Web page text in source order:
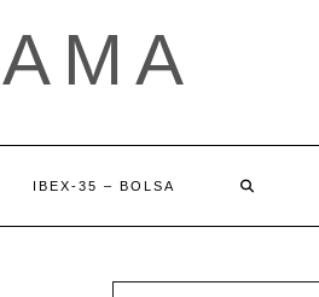
IBEX-35 – BOLSA